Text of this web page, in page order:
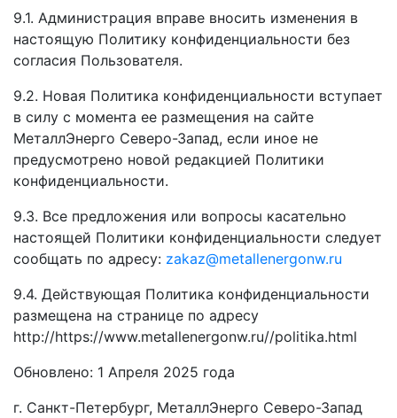
9.1. Администрация вправе вносить изменения в
настоящую Политику конфиденциальности без
согласия Пользователя.
9.2. Новая Политика конфиденциальности вступает
в силу с момента ее размещения на сайте
МеталлЭнерго Северо-Запад, если иное не
предусмотрено новой редакцией Политики
конфиденциальности.
9.3. Все предложения или вопросы касательно
настоящей Политики конфиденциальности следует
сообщать по адресу: zakaz@metallenergonw.ru
9.4. Действующая Политика конфиденциальности
размещена на странице по адресу
http://https://www.metallenergonw.ru//politika.html
Обновлено: 1 Апреля 2025 года
г. Санкт-Петербург, МеталлЭнерго Северо-Запад